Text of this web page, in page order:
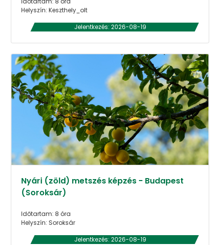
Helyszín: Keszthely_olt
Jelentkezés: 2026-08-19
Nyári (zöld) metszés képzés - Budapest
(Soroksár)
Időtartam: 8 óra
Helyszín: Soroksár
Jelentkezés: 2026-08-19